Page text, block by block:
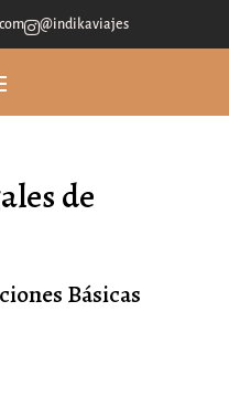
@indikaviajes
de
Básicas